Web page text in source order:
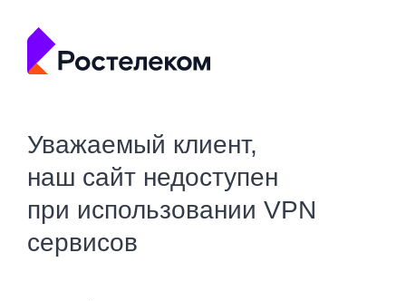
Уважаемый клиент,
наш сайт недоступен
при использовании VPN
сервисов